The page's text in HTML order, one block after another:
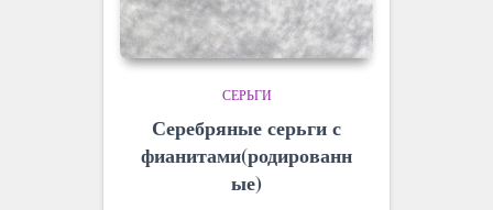
СЕРЬГИ
Серебряные серьги с
фианитами(родированн
ые)